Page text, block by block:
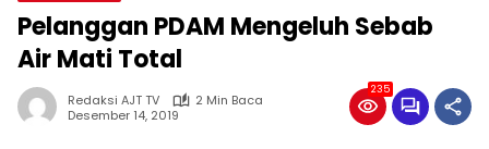
Pelanggan PDAM Mengeluh Sebab
Air Mati Total
Redaksi AJT TV
2 Min Baca
Desember 14, 2019
235